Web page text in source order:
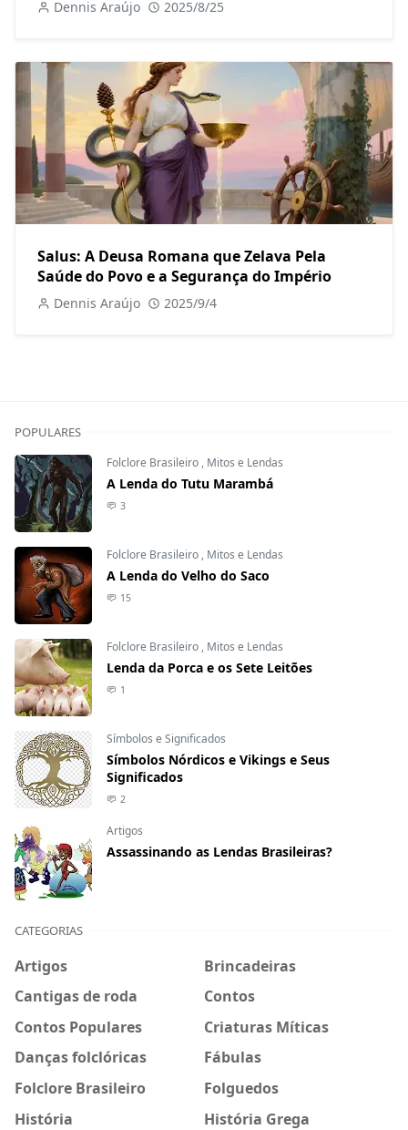
Dennis Araújo 2025/8/25
Salus: A Deusa Romana que Zelava Pela
Saúde do Povo e a Segurança do Império
Dennis Araújo 2025/9/4
POPULARES
Folclore Brasileiro , Mitos e Lendas
A Lenda do Tutu Marambá
3
Folclore Brasileiro , Mitos e Lendas
A Lenda do Velho do Saco
15
Folclore Brasileiro , Mitos e Lendas
Lenda da Porca e os Sete Leitões
1
Símbolos e Significados
Símbolos Nórdicos e Vikings e Seus
Significados
2
Artigos
Assassinando as Lendas Brasileiras?
CATEGORIAS
Artigos
Brincadeiras
Cantigas de roda
Contos
Contos Populares
Criaturas Míticas
Danças folclóricas
Fábulas
Folclore Brasileiro
Folguedos
História
História Grega